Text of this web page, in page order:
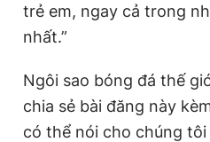
trẻ em, ngay cả trong
nhất.”
Ngôi sao bóng đá thế
chia sẻ bài đăng này
có thể nói cho chúng